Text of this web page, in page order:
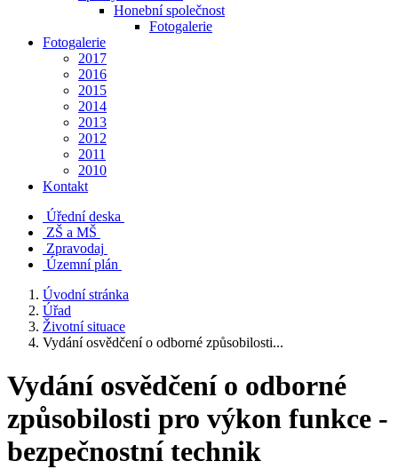
Honební společnost
Fotogalerie
Fotogalerie
2017
2016
2015
2014
2013
2012
2011
2010
Kontakt
Úřední deska
ZŠ a MŠ
Zpravodaj
Územní plán
Úvodní stránka
Úřad
Životní situace
Vydání osvědčení o odborné způsobilosti...
Vydání osvědčení o odborné
způsobilosti pro výkon funkce -
bezpečnostní technik